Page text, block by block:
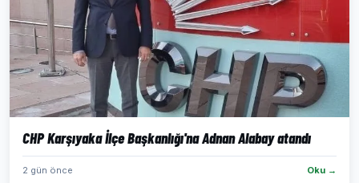
CHP Karşıyaka İlçe Başkanlığı'na Adnan Alabay atandı
2 gün önce Oku →